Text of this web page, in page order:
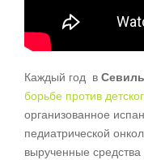
Каждый год в
борьбе против
организованное
педиатрической
вырученные